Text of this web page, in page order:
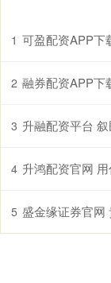
1 可盈配资APP下载 “
2 融券配资APP下
3 升融配资平台 叙民俗
4 升鸿配资官网
5 盛金缘证券官网